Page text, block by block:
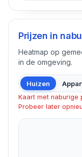
Prijzen in
Heatmap op
in de omgeving.
Huizen
Kaart met naburige
Probeer later